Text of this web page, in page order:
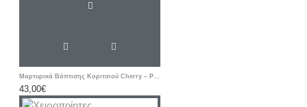
Μαρτυρικά Βάπτισης Κοριτσιού Cherry – Ροζ & Μπεζ Βραχιόλια με Δερμάτινο Κορδόνι και Μεταλλικό Σταυρό
43,00€